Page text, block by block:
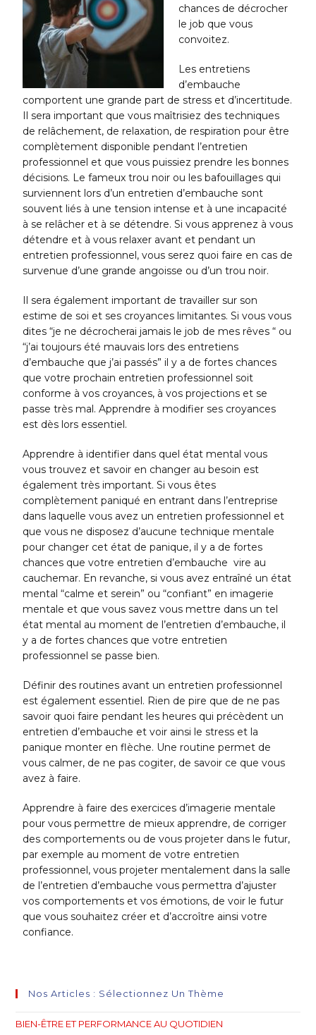
chances de décrocher
le job que vous
convoitez.
Les entretiens
d’embauche
comportent une grande part de stress et d’incertitude.
Il sera important que vous maîtrisiez des techniques
de relâchement, de relaxation, de respiration pour être
complètement disponible pendant l’entretien
professionnel et que vous puissiez prendre les bonnes
décisions. Le fameux trou noir ou les bafouillages qui
surviennent lors d’un entretien d’embauche sont
souvent liés à une tension intense et à une incapacité
à se relâcher et à se détendre. Si vous apprenez à vous
détendre et à vous relaxer avant et pendant un
entretien professionnel, vous serez quoi faire en cas de
survenue d’une grande angoisse ou d’un trou noir.
Il sera également important de travailler sur son
estime de soi et ses croyances limitantes. Si vous vous
dites “je ne décrocherai jamais le job de mes rêves “ ou
“j’ai toujours été mauvais lors des entretiens
d’embauche que j’ai passés” il y a de fortes chances
que votre prochain entretien professionnel soit
conforme à vos croyances, à vos projections et se
passe très mal. Apprendre à modifier ses croyances
est dès lors essentiel.
Apprendre à identifier dans quel état mental vous
vous trouvez et savoir en changer au besoin est
également très important. Si vous êtes
complètement paniqué en entrant dans l’entreprise
dans laquelle vous avez un entretien professionnel et
que vous ne disposez d’aucune technique mentale
pour changer cet état de panique, il y a de fortes
chances que votre entretien d’embauche vire au
cauchemar. En revanche, si vous avez entraîné un état
mental “calme et serein” ou “confiant” en imagerie
mentale et que vous savez vous mettre dans un tel
état mental au moment de l’entretien d’embauche, il
y a de fortes chances que votre entretien
professionnel se passe bien.
Définir des routines avant un entretien professionnel
est également essentiel. Rien de pire que de ne pas
savoir quoi faire pendant les heures qui précèdent un
entretien d’embauche et voir ainsi le stress et la
panique monter en flèche. Une routine permet de
vous calmer, de ne pas cogiter, de savoir ce que vous
avez à faire.
Apprendre à faire des exercices d’imagerie mentale
pour vous permettre de mieux apprendre, de corriger
des comportements ou de vous projeter dans le futur,
par exemple au moment de votre entretien
professionnel, vous projeter mentalement dans la salle
de l’entretien d’embauche vous permettra d’ajuster
vos comportements et vos émotions, de voir le futur
que vous souhaitez créer et d’accroître ainsi votre
confiance.
Nos Articles : Sélectionnez Un Thème
BIEN-ÊTRE ET PERFORMANCE AU QUOTIDIEN